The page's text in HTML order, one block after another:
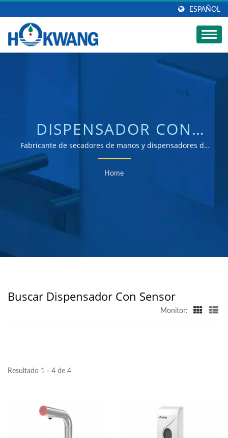
ESPAÑOL
DISPENSADOR CON
SENSORBUSCADO |
FABRICANTE
AUTOMÁTICO DE
DISPENSADORES DE
JABÓN COMERCIAL |
HOKWANG
Fabricante de secadores de manos y dispensadores de
jabón certificados ISO 9001 y 14001
Home
Buscar Dispensador Con Sensor
Monitor:
Resultado 1 - 4 de 4